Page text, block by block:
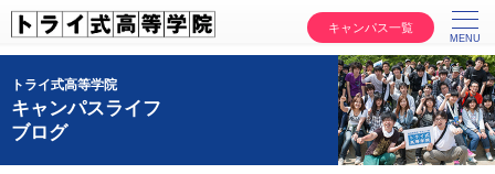
キャンパス一覧
トライ式高等学院
キャンパスライフ
ブログ